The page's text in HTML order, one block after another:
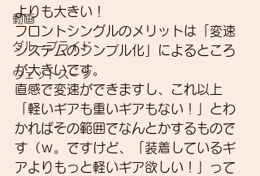
動画
グループライド
ウェットスーツ
よりも大きい！
フロントシングルのメリットは「変速
システムのシンプル化」によるところ
が大きいです。
直感で変速ができますし、これ以上
「軽いギアも重いギアもない！」とわ
かればその範囲でなんとかするもので
す（ｗ。ですけど、「装着しているギ
アよりもっと軽いギア欲しい！」って